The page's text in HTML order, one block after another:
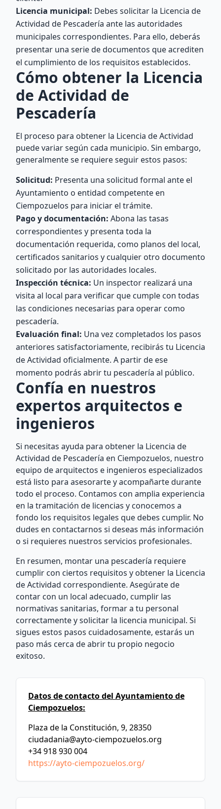
Licencia municipal: Debes solicitar la Licencia de
Actividad de Pescadería ante las autoridades
municipales correspondientes. Para ello, deberás
presentar una serie de documentos que acrediten
el cumplimiento de los requisitos establecidos.
Cómo obtener la Licencia
de Actividad de
Pescadería
El proceso para obtener la Licencia de Actividad
puede variar según cada municipio. Sin embargo,
generalmente se requiere seguir estos pasos:
Solicitud: Presenta una solicitud formal ante el
Ayuntamiento o entidad competente en
Ciempozuelos para iniciar el trámite.
Pago y documentación: Abona las tasas
correspondientes y presenta toda la
documentación requerida, como planos del local,
certificados sanitarios y cualquier otro documento
solicitado por las autoridades locales.
Inspección técnica: Un inspector realizará una
visita al local para verificar que cumple con todas
las condiciones necesarias para operar como
pescadería.
Evaluación final: Una vez completados los pasos
anteriores satisfactoriamente, recibirás tu Licencia
de Actividad oficialmente. A partir de ese
momento podrás abrir tu pescadería al público.
Confía en nuestros
expertos arquitectos e
ingenieros
Si necesitas ayuda para obtener la Licencia de
Actividad de Pescadería en Ciempozuelos, nuestro
equipo de arquitectos e ingenieros especializados
está listo para asesorarte y acompañarte durante
todo el proceso. Contamos con amplia experiencia
en la tramitación de licencias y conocemos a
fondo los requisitos legales que debes cumplir. No
dudes en contactarnos si deseas más información
o si requieres nuestros servicios profesionales.
En resumen, montar una pescadería requiere
cumplir con ciertos requisitos y obtener la Licencia
de Actividad correspondiente. Asegúrate de
contar con un local adecuado, cumplir las
normativas sanitarias, formar a tu personal
correctamente y solicitar la licencia municipal. Si
sigues estos pasos cuidadosamente, estarás un
paso más cerca de abrir tu propio negocio
exitoso.
Datos de contacto del Ayuntamiento de
Ciempozuelos:
Plaza de la Constitución, 9, 28350
ciudadania@ayto-ciempozuelos.org
+34 918 930 004
https://ayto-ciempozuelos.org/